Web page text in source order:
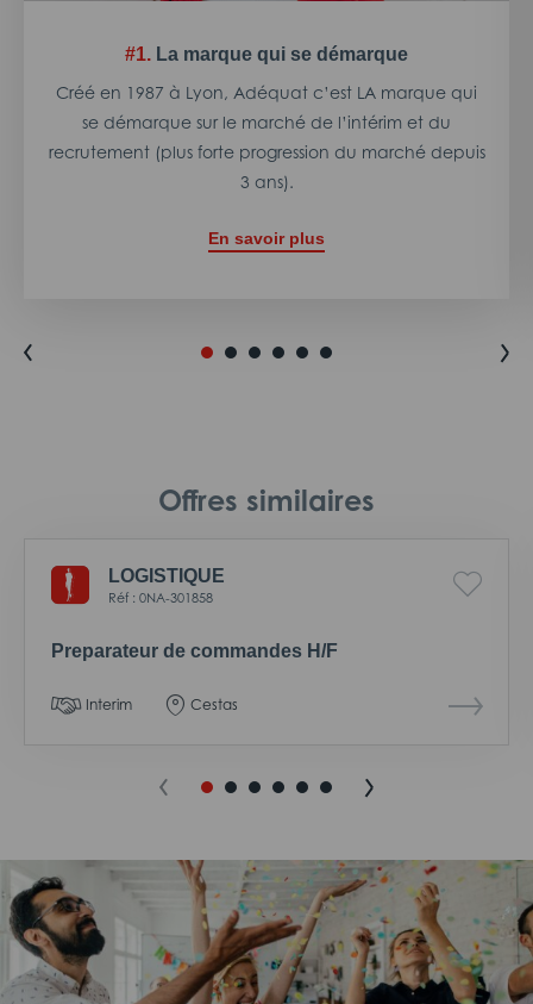
#1. La marque qui se démarque
Créé en 1987 à Lyon, Adéquat c’est LA marque qui
se démarque sur le marché de l’intérim et du
recrutement (plus forte progression du marché depuis
3 ans).
En savoir plus
Offres similaires
LOGISTIQUE
Réf : 0NA-301858
Preparateur de commandes H/F
Interim Cestas